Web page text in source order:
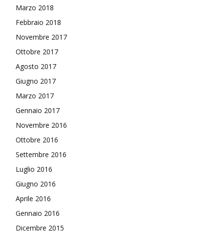
Marzo 2018
Febbraio 2018
Novembre 2017
Ottobre 2017
Agosto 2017
Giugno 2017
Marzo 2017
Gennaio 2017
Novembre 2016
Ottobre 2016
Settembre 2016
Luglio 2016
Giugno 2016
Aprile 2016
Gennaio 2016
Dicembre 2015